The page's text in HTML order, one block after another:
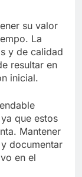
su valor
La
y de calidad
resultar en
inicial.
que estos
Mantener
documentar
en el